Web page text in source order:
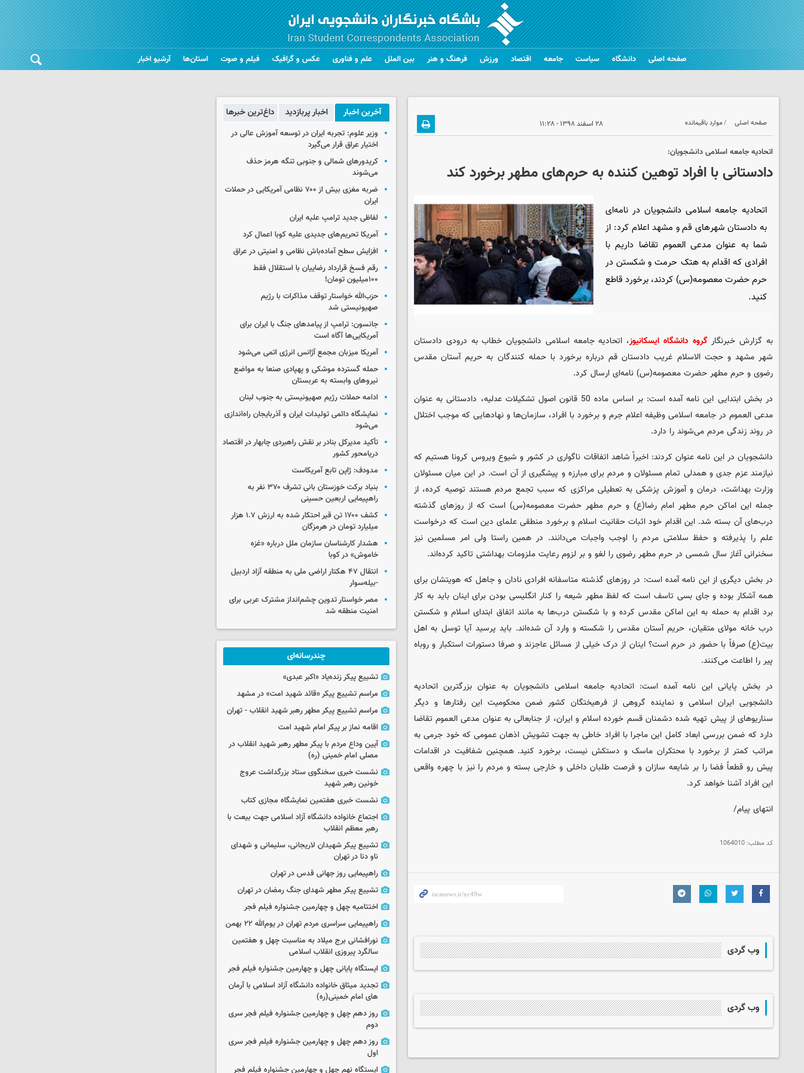
صفحه اصلی دانشگاه سیاست جامعه اقتصاد ورزش فرهنگ و هنر بین الملل علم و فناوری عکس و گرافیک فیلم و صوت استان‌ها آرشیو اخبار
صفحه اصلی موارد باقیمانده ۲۸ اسفند ۱۳۹۸ - ۱۱:۲۸
اتحادیه جامعه اسلامی دانشجویان:
دادستانی با افراد توهین کننده به حرم‌های مطهر برخورد کند
اتحادیه جامعه اسلامی دانشجویان در نامه‌ای
به دادستان شهرهای قم و مشهد اعلام کرد: از
شما به عنوان مدعی العموم تقاضا داریم با
افرادی که اقدام به هتک حرمت و شکستن در
حرم حضرت معصومه(س) کردند، برخورد قاطع
کنید.
به گزارش خبرنگار گروه دانشگاه ایسکانیوز، اتحادیه جامعه اسلامی دانشجویان خطاب به درودی دادستان
شهر مشهد و حجت الاسلام غریب دادستان قم درباره برخورد با حمله کنندگان به حریم آستان مقدس
رضوی و حرم مطهر حضرت معصومه(س) نامه‌ای ارسال کرد.
در بخش ابتدایی این نامه آمده است: بر اساس ماده 50 قانون اصول تشکیلات عدلیه، دادستانی به عنوان
مدعی العموم در جامعه اسلامی وظیفه اعلام جرم و برخورد با افراد، سازما‌‌ن‌ها و نهادهایی که موجب اختلال
در روند زندگی مردم می‌شوند را دارد.
دانشجویان در این نامه عنوان کردند: اخیراً شاهد اتفاقات ناگواری در کشور و شیوع ویروس کرونا هستیم که
نیازمند عزم جدی و همدلی تمام مسئولان و مردم برای مبارزه و پیشگیری از آن است. در این میان مسئولان
وزارت بهداشت، درمان و آموزش پزشکی به تعطیلی مراکزی که سبب تجمع مردم هستند توصیه کرده، از
جمله این اماکن حرم مطهر امام رضا(ع) و حرم مطهر حضرت معصومه(س) است که از روزهای گذشته
درب‌های آن بسته شد. این اقدام خود اثبات حقانیت اسلام و برخورد منطقی علمای دین است که درخواست
علم را پذیرفته و حفظ سلامتی مردم را اوجب واجبات می‌دانند. در همین راستا ولی امر مسلمین نیز
سخنرانی آغاز سال شمسی در حرم مطهر رضوی را لغو و بر لزوم رعایت ملزومات بهداشتی تاکید کرده‌اند.
در بخش دیگری از این نامه آمده است: در روزهای گذشته متاسفانه افرادی نادان و جاهل که هویتشان برای
همه آشکار بوده و جای بسی تاسف است که لفظ مطهر شیعه را کنار انگلیسی بودن برای اینان باید به کار
برد اقدام به حمله به این اماکن مقدس کرده و با شکستن درب‌ها به مانند اتفاق ابتدای اسلام و شکستن
درب خانه مولای متقیان، حریم آستان مقدس را شکسته و وارد آن شده‌اند. باید پرسید آیا توسل به اهل
بیت(ع) صرفاً با حضور در حرم است؟ اینان از درک خیلی از مسائل عاجزند و صرفا دستورات استکبار و روباه
پیر را اطاعت می‌کنند.
در بخش پایانی این نامه آمده است: اتحادیه جامعه اسلامی دانشجویان به عنوان بزرگترین اتحادیه
دانشجویی ایران اسلامی و نماینده گروهی از فرهیختگان کشور ضمن محکومیت این رفتارها و دیگر
سناریوهای از پیش تهیه شده دشمنان قسم خورده اسلام و ایران، از جنابعالی به عنوان مدعی العموم تقاضا
دارد که ضمن بررسی ابعاد کامل این ماجرا با افراد خاطی به جهت تشویش اذهان عمومی که خود جرمی به
مراتب کمتر از برخورد با محتکران ماسک و دستکش نیست، برخورد کنید. همچنین شفافیت در اقدامات
پیش رو قطعاً فضا را بر شایعه سازان و فرصت طلبان داخلی و خارجی بسته و مردم را نیز با چهره واقعی
این افراد آشنا خواهد کرد.
انتهای پیام/
کد مطلب: 1064010
وب گردی
وب گردی
آخرین اخبار اخبار پربازدید داغ‌ترین خبرها
وزیر علوم: تجربه ایران در توسعه آموزش عالی در
اختیار عراق قرار می‌گیرد
کریدورهای شمالی و جنوبی تنگه هرمز حذف
می‌شوند
ضربه مغزی بیش از ۷۰۰ نظامی آمریکایی در حملات
ایران
لفاظی جدید ترامپ علیه ایران
آمریکا تحریم‌های جدیدی علیه کوبا اعمال کرد
افزایش سطح آماده‌باش نظامی و امنیتی در عراق
رقم فسخ قرارداد رضاییان با استقلال فقط
۱۰۰میلیون تومان!
حزب‌الله خواستار توقف مذاکرات با رژیم
صهیونیستی شد
جانسون: ترامپ از پیامدهای جنگ با ایران برای
آمریکایی‌ها آگاه است
آمریکا میزبان مجمع آژانس انرژی اتمی می‌شود
حمله گسترده موشکی و پهپادی صنعا به مواضع
نیروهای وابسته به عربستان
ادامه حملات رژیم صهیونیستی به جنوب لبنان
نمایشگاه دائمی تولیدات ایران و آذربایجان راه‌اندازی
می‌شود
تأکید مدیرکل بنادر بر نقش راهبردی چابهار در اقتصاد
دریامحور کشور
مدودف: ژاپن تابع آمریکاست
بنیاد برکت خوزستان بانی تشرف ۳۷۰ نفر به
راهپیمایی اربعین حسینی
کشف ۱۷۰۰ تن قیر احتکار شده به ارزش ۱.۷ هزار
میلیارد تومان در هرمزگان
هشدار کارشناسان سازمان ملل درباره «غزه‌
خاموش» در کوبا
انتقال ۴۷ هکتار اراضی ملی به منطقه آزاد اردبیل
-بیله‌سوار
مصر خواستار تدوین چشم‌انداز مشترک عربی برای
امنیت منطقه شد
چندرسانه‌ای
تشییع پیکر زنده‌یاد «اکبر عبدی»
مراسم تشییع پیکر «قائد شهید امت» در مشهد
مراسم تشییع پیکر مطهر رهبر شهید انقلاب - تهران
اقامه نماز بر پیکر امام شهید امت
آیین وداع مردم با پیکر مطهر رهبر شهید انقلاب در
مصلی امام خمینی (ره)
نشست خبری سخنگوی ستاد بزرگداشت عروج
خونین رهبر شهید
نشست خبری هفتمین نمایشگاه مجازی کتاب
اجتماع خانواده دانشگاه آزاد اسلامی جهت بیعت با
رهبر معظم انقلاب
تشییع پیکر شهیدان لاریجانی، سلیمانی و شهدای
ناو دنا در تهران
راهپیمایی روز جهانی قدس در تهران
تشییع پیکر مطهر شهدای جنگ رمضان در تهران
اختتامیه چهل و چهارمین جشنواره فیلم فجر
راهپیمایی سراسری مردم تهران در یوم‌الله ۲۲ بهمن
نورافشانی برج میلاد به مناسبت چهل‌ و هفتمین
سالگرد پیروزی انقلاب اسلامی
ایستگاه پایانی چهل و چهارمین جشنواره فیلم فجر
تجدید میثاق خانواده دانشگاه آزاد اسلامی با آرمان
های امام خمینی(ره)
روز دهم چهل و چهارمین جشنواره فیلم فجر سری
دوم
روز دهم چهل و چهارمین جشنواره فیلم فجر سری
اول
ایستگاه نهم چهل و چهارمین جشنواره فیلم فجر